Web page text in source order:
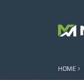
HOME